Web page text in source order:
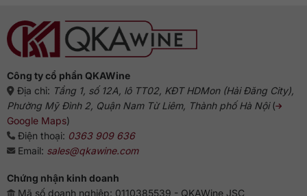
Công ty cổ phần QKAWine
Địa chỉ: Tầng 1, số 12A, lô TT02, KĐT HDMon (Hải Đăng City),
Phường Mỹ Đình 2, Quận Nam Từ Liêm, Thành phố Hà Nội(
Google Maps)
Điện thoại: 0363 909 636
Email: sales@qkawine.com
Chứng nhận kinh doanh
Mã số doanh nghiệp: 0110385539 - QKAWine JSC